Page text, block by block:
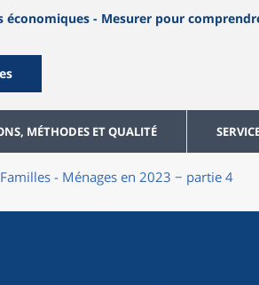
MÉTHODES ET QUALITÉ
- Ménages en 2023 − partie 4